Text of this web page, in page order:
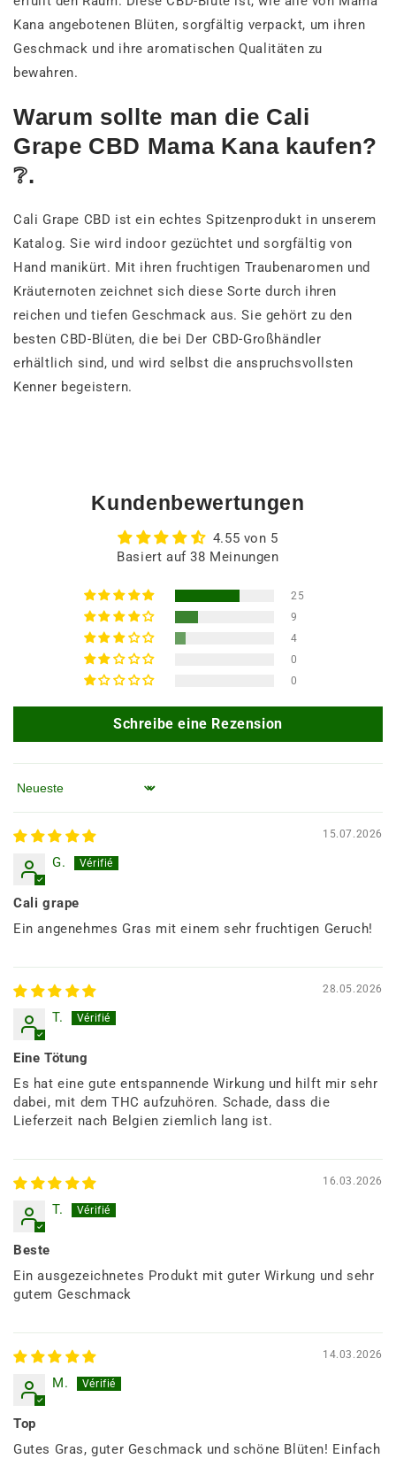
Kana angebotenen Blüten, sorgfältig verpackt, um ihren
Geschmack und ihre aromatischen Qualitäten zu
bewahren.
Warum sollte man die Cali
Grape CBD Mama Kana kaufen?
❔.
Cali Grape CBD ist ein echtes Spitzenprodukt in unserem
Katalog. Sie wird indoor gezüchtet und sorgfältig von
Hand manikürt. Mit ihren fruchtigen Traubenaromen und
Kräuternoten zeichnet sich diese Sorte durch ihren
reichen und tiefen Geschmack aus. Sie gehört zu den
besten CBD-Blüten, die bei Der CBD-Großhändler
erhältlich sind, und wird selbst die anspruchsvollsten
Kenner begeistern.
Kundenbewertungen
4.55 von 5
Basiert auf 38 Meinungen
25
9
4
0
0
Schreibe eine Rezension
Sortieren nach
15.07.2026
G.
Cali grape
Ein angenehmes Gras mit einem sehr fruchtigen Geruch!
28.05.2026
T.
Eine Tötung
Es hat eine gute entspannende Wirkung und hilft mir sehr
dabei, mit dem THC aufzuhören. Schade, dass die
Lieferzeit nach Belgien ziemlich lang ist.
16.03.2026
T.
Beste
Ein ausgezeichnetes Produkt mit guter Wirkung und sehr
gutem Geschmack
14.03.2026
M.
Top
Gutes Gras, guter Geschmack und schöne Blüten! Einfach